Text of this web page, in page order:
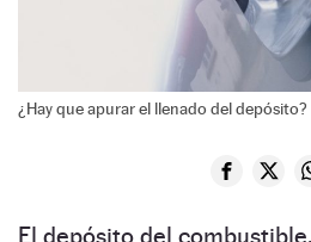
¿Hay que apurar el llenado del depósito?
El depósito del